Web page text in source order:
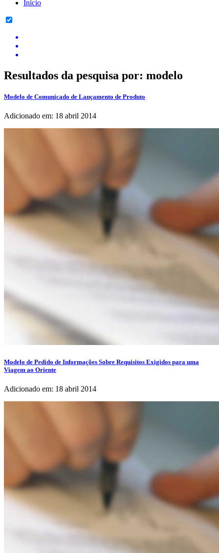
Início
Resultados da pesquisa por: modelo
Modelo de Comunicado de Lançamento de Produto
Adicionado em: 18 abril 2014
Modelo de Pedido de Informações Sobre Requisitos Exigidos para uma
Viagem ao Oriente
Adicionado em: 18 abril 2014